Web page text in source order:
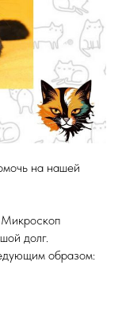
на нашей
Микроскоп
долг.
образом: